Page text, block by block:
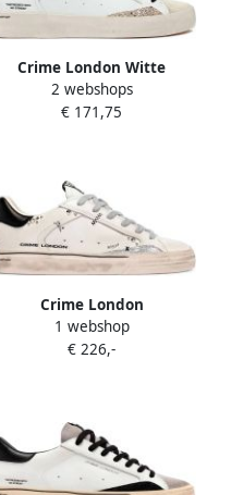
Crime London Witte
Distressed Damessneakers
met Panther Print
2 webshops
€ 171,75
Crime London
Deconstructed Schoenen
Wit Vrouw
1 webshop
€ 226,-